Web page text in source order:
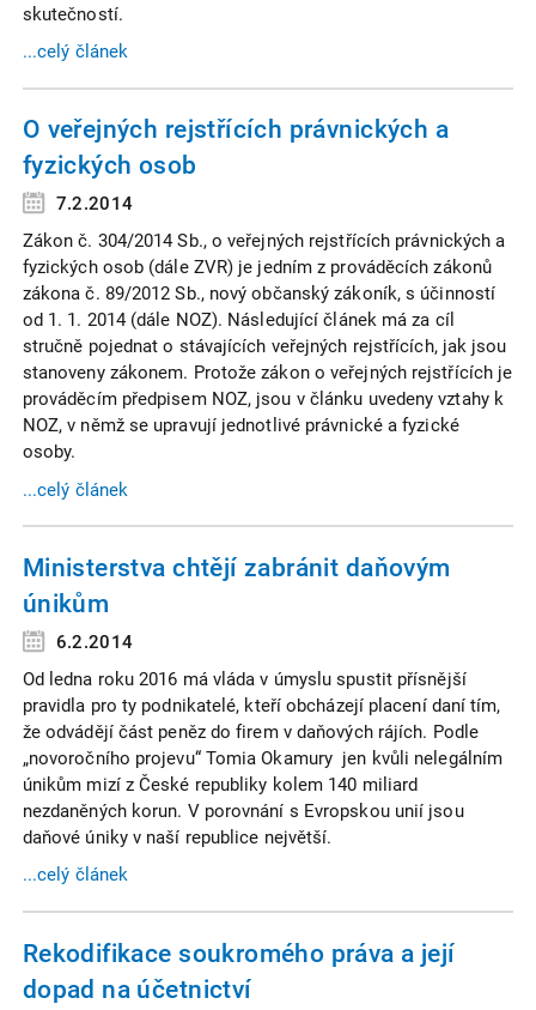
skutečností.
...celý článek
O veřejných rejstřících právnických a
fyzických osob
7.2.2014
Zákon č. 304/2014 Sb., o veřejných rejstřících právnických a
fyzických osob (dále ZVR) je jedním z prováděcích zákonů
zákona č. 89/2012 Sb., nový občanský zákoník, s účinností
od 1. 1. 2014 (dále NOZ). Následující článek má za cíl
stručně pojednat o stávajících veřejných rejstřících, jak jsou
stanoveny zákonem. Protože zákon o veřejných rejstřících je
prováděcím předpisem NOZ, jsou v článku uvedeny vztahy k
NOZ, v němž se upravují jednotlivé právnické a fyzické
osoby.
...celý článek
Ministerstva chtějí zabránit daňovým
únikům
6.2.2014
Od ledna roku 2016 má vláda v úmyslu spustit přísnější
pravidla pro ty podnikatelé, kteří obcházejí placení daní tím,
že odvádějí část peněz do firem v daňových rájích. Podle
„novoročního projevu“ Tomia Okamury jen kvůli nelegálním
únikům mizí z České republiky kolem 140 miliard
nezdaněných korun. V porovnání s Evropskou unií jsou
daňové úniky v naší republice největší.
...celý článek
Rekodifikace soukromého práva a její
dopad na účetnictví